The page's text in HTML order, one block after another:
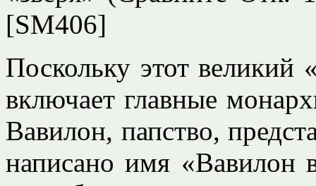
[SM406]
Поскольку этот великий
включает главные
Вавилон, папство,
написано имя «Вавилон